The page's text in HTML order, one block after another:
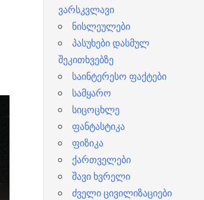
ვარსკვლავი
ნისლეულები
პასუხები დასმულ
შეკითხვებზე
საინტერესო ფაქტები
სამყარო
სიცოცხლე
ფანტასტიკა
ფიზიკა
ქართველები
შავი ხვრელი
ძველი ცივილიზაციები